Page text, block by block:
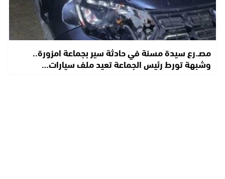
مصـ.رع سيدة مسنة في حادثة سير بجماعة امزورة..
وشبهة تورط رئيس الجماعة تعيد ملف سيارات…